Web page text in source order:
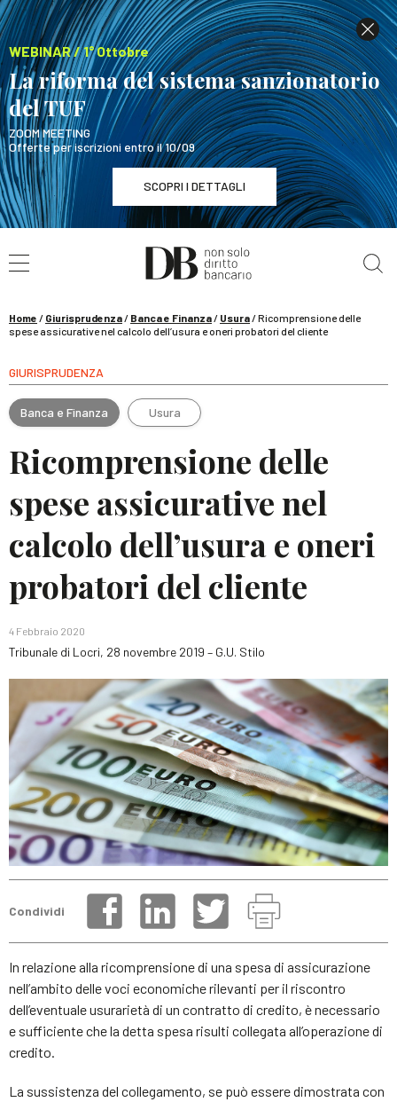
WEBINAR / 1° Ottobre
La riforma del sistema sanzionatorio
del TUF
ZOOM MEETING
Offerte per iscrizioni entro il 10/09
SCOPRI I DETTAGLI
WEBINAR / 1° Ottobre
La riforma del sistema sanzionatorio del TUF
Home / Giurisprudenza/ Banca e Finanza/ Usura/Ricomprensione delle
spese assicurative nel calcolo dell’usura e oneri probatori del cliente
GIURISPRUDENZA
Banca e Finanza Usura
Ricomprensione delle
spese assicurative nel
calcolo dell’usura e oneri
probatori del cliente
4 Febbraio 2020
Tribunale di Locri, 28 novembre 2019 – G.U. Stilo
Condividi
In relazione alla ricomprensione di una spesa di assicurazione
nell’ambito delle voci economiche rilevanti per il riscontro
dell’eventuale usurarietà di un contratto di credito, è necessario
e sufficiente che la detta spesa risulti collegata all’operazione di
credito.
La sussistenza del collegamento, se può essere dimostrata con